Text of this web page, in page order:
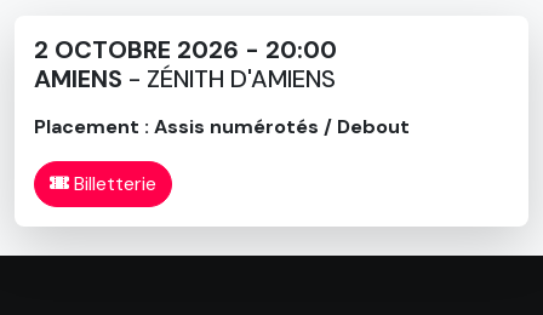
deux heures, le rappeur sera sur les routes de France à
l’automne 2026 pour une grande tournée des zéniths.
2 OCTOBRE 2026 - 20:00
AMIENS - ZÉNITH D'AMIENS
Placement : Assis numérotés / Debout
Billetterie